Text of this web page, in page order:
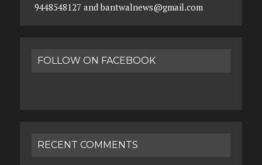
9448548127 and bantwalnews@gmail.com
FOLLOW ON FACEBOOK
RECENT COMMENTS